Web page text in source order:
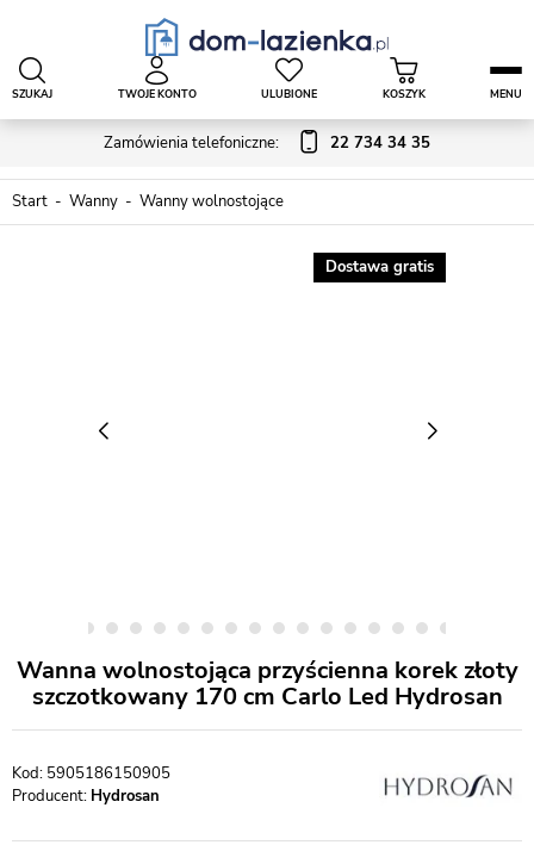
Zamówienia telefoniczne: 22 734 34 35
SZUKAJ TWOJE KONTO ULUBIONE KOSZYK MENU
Start Wanny Wanny wolnostojące
Dostawa gratis
Wanna wolnostojąca przyścienna korek złoty
szczotkowany 170 cm Carlo Led Hydrosan
5905186150905
Producent: Hydrosan